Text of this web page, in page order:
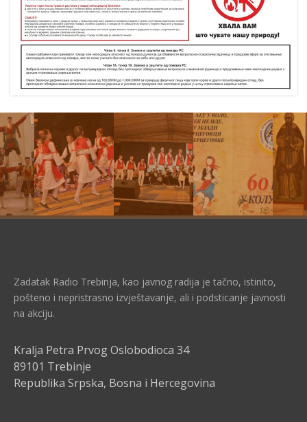
Zadatak Radio Trebinja, kao javnog radija je tačno, istinito,
pošteno i nepristrasno izvještavanje, ali i podsticanje javnosti
na akciju.
Kralja Petra Prvog Oslobodioca 34
89101 Trebinje
Republika Srpska, Bosna i Hercegovina